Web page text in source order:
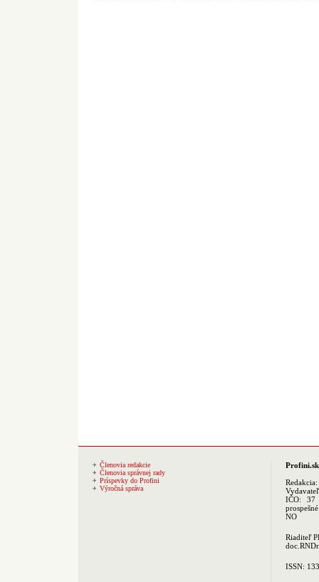
Členovia redakcie
Členovia správnej rady
Príspevky do Profini
Výročná správa
Profini.sk
Redakcia:
IČO: 37
NO
Riaditeľ
ISSN: